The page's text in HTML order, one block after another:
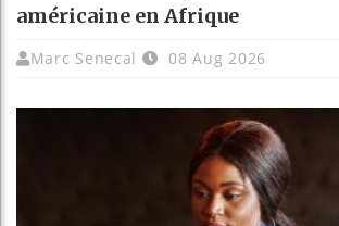
américaine en Afrique
Marc Senecal 08 Aug 2026